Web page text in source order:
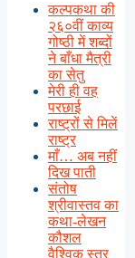
कल्पकथा की
२६०वीं काव्य
गोष्ठी में शब्दों
ने बाँधा मैत्री
का सेतु
मेरी ही वह
परछाई
राष्ट्रों से मिलें
राष्ट्र
माँ… अब नहीं
दिख पाती
संतोष
श्रीवास्तव का
कथा-लेखन
कौशल
वैश्विक स्तर